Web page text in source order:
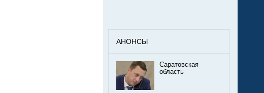
АНОНСЫ
Саратовская
область